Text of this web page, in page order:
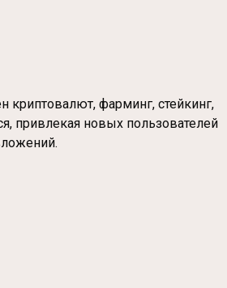
криптовалют, фарминг, стейкинг,
привлекая новых пользователей